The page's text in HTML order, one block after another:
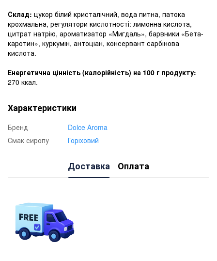
Склад: цукор білий кристалічний, вода питна, патока
крохмальна, регулятори кислотності: лимонна кислота,
цитрат натрію, ароматизатор «Мигдаль», барвники «Бета-
каротин», куркумін, антоціан, консервант сарбінова
кислота.
Енергетична цінність (калорійність) на 100 г продукту:
270 ккал.
Характеристики
Бренд
Dolce Aroma
Смак сиропу
Горіховий
Доставка Оплата